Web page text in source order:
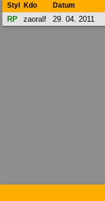
Styl Kdo Datum
RP zaoralf 29. 04. 2011